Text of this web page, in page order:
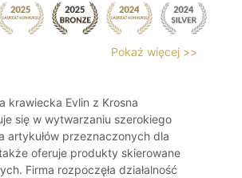
Pokaż więcej >>
krawiecka Evlin z Krosna
się w wytwarzaniu szerokiego
artykułów przeznaczonych dla
oferuje produkty skierowane
Firma rozpoczęła działalność